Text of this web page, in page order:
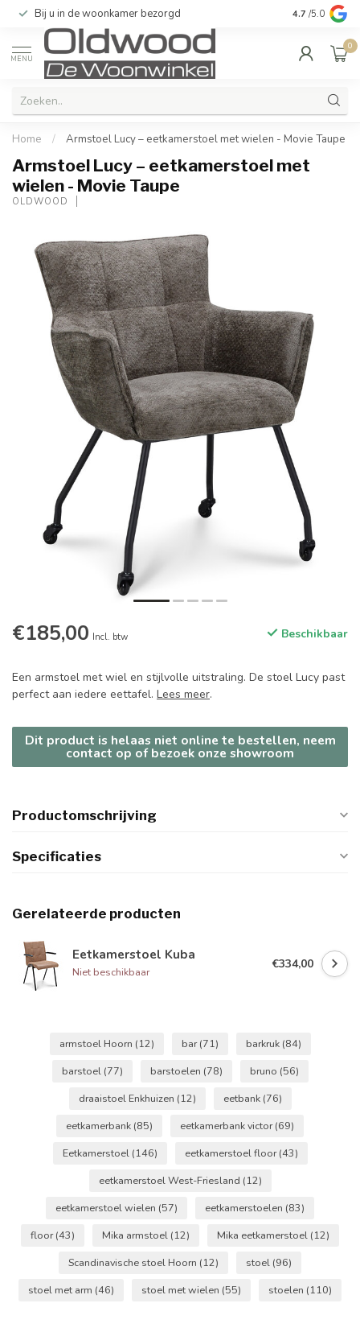
Bij u in de woonkamer bezorgd Kwaliteit &
4.7 /5.0
MENU
0
Home / Armstoel Lucy – eetkamerstoel met wielen - Movie Taupe
Armstoel Lucy – eetkamerstoel met
wielen - Movie Taupe
OLDWOOD
€185,00 Incl. btw Beschikbaar
Een armstoel met wiel en stijlvolle uitstraling. De stoel Lucy past
perfect aan iedere eettafel. Lees meer.
Dit product is helaas niet online te bestellen, neem
contact op of bezoek onze showroom
Productomschrijving
Specificaties
Gerelateerde producten
Eetkamerstoel Kuba
Niet beschikbaar
€334,00
armstoel Hoorn (12) bar(71) barkruk (84)
barstoel (77) barstoelen (78) bruno (56)
draaistoel Enkhuizen (12) eetbank (76)
eetkamerbank (85) eetkamerbank victor(69)
Eetkamerstoel (146) eetkamerstoel floor(43)
eetkamerstoel West-Friesland (12)
eetkamerstoel wielen (57) eetkamerstoelen (83)
floor(43) Mika armstoel (12) Mika eetkamerstoel (12)
Scandinavische stoel Hoorn (12) stoel (96)
stoel met arm (46) stoel met wielen (55) stoelen (110)